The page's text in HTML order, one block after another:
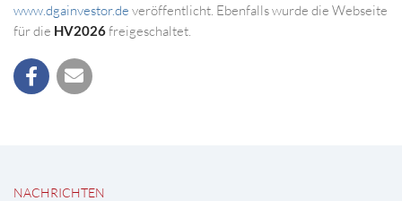
www.dgainvestor.de veröffentlicht. Ebenfalls wurde die Webseite
für die HV2026freigeschaltet.
NACHRICHTEN